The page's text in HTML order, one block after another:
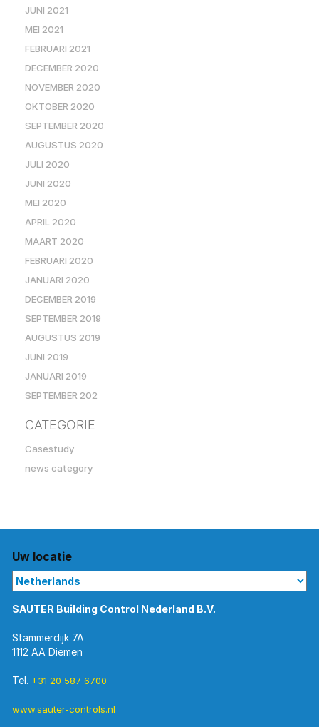
JUNI 2021
MEI 2021
FEBRUARI 2021
DECEMBER 2020
NOVEMBER 2020
OKTOBER 2020
SEPTEMBER 2020
AUGUSTUS 2020
JULI 2020
JUNI 2020
MEI 2020
APRIL 2020
MAART 2020
FEBRUARI 2020
JANUARI 2020
DECEMBER 2019
SEPTEMBER 2019
AUGUSTUS 2019
JUNI 2019
JANUARI 2019
SEPTEMBER 202
CATEGORIE
Casestudy
news category
Uw locatie
SAUTER Building Control Nederland B.V.
Stammerdijk 7A
1112 AA Diemen
Tel. +31 20 587 6700
www.sauter-controls.nl